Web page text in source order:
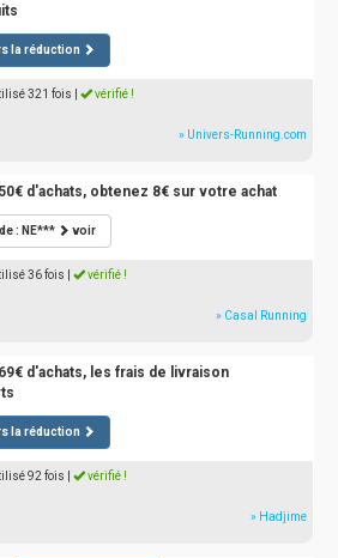
la réduction
321 fois vérifié !
» Univers-Running.com
d'achats, obtenez 8€ sur votre achat
: NE*** voir
36 fois vérifié !
» Casal Running
d'achats, les frais de livraison
la réduction
92 fois vérifié !
» Hadjime